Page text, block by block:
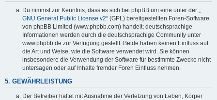
Du nimmst zur Kenntnis, dass es sich bei phpBB um eine unter der „
GNU General Public License v2“ (GPL) bereitgestellten Foren-Software
von phpBB Limited (www.phpbb.com) handelt; deutschsprachige
Informationen werden durch die deutschsprachige Community unter
www.phpbb.de zur Verfügung gestellt. Beide haben keinen Einfluss auf
die Art und Weise, wie die Software verwendet wird. Sie können
insbesondere die Verwendung der Software für bestimmte Zwecke nicht
untersagen oder auf Inhalte fremder Foren Einfluss nehmen.
5. GEWÄHRLEISTUNG
Der Betreiber haftet mit Ausnahme der Verletzung von Leben, Körper